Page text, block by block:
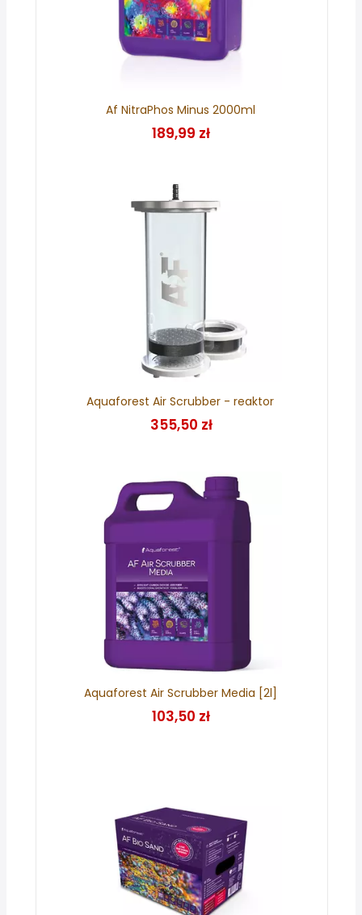
Af NitraPhos Minus 2000ml
189,99 zł
Aquaforest Air Scrubber - reaktor
355,50 zł
Aquaforest Air Scrubber Media [2l]
103,50 zł